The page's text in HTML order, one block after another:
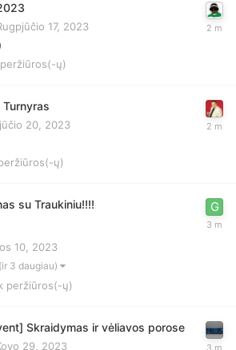
17, 2023
peržiūros(-ų)
Turnyras
20, 2023
ų)
su Traukiniu!!!!
10, 2023
(ir 3 daugiau)
peržiūros(-ų)
Skraidymas ir vėliavos porose
29, 2023